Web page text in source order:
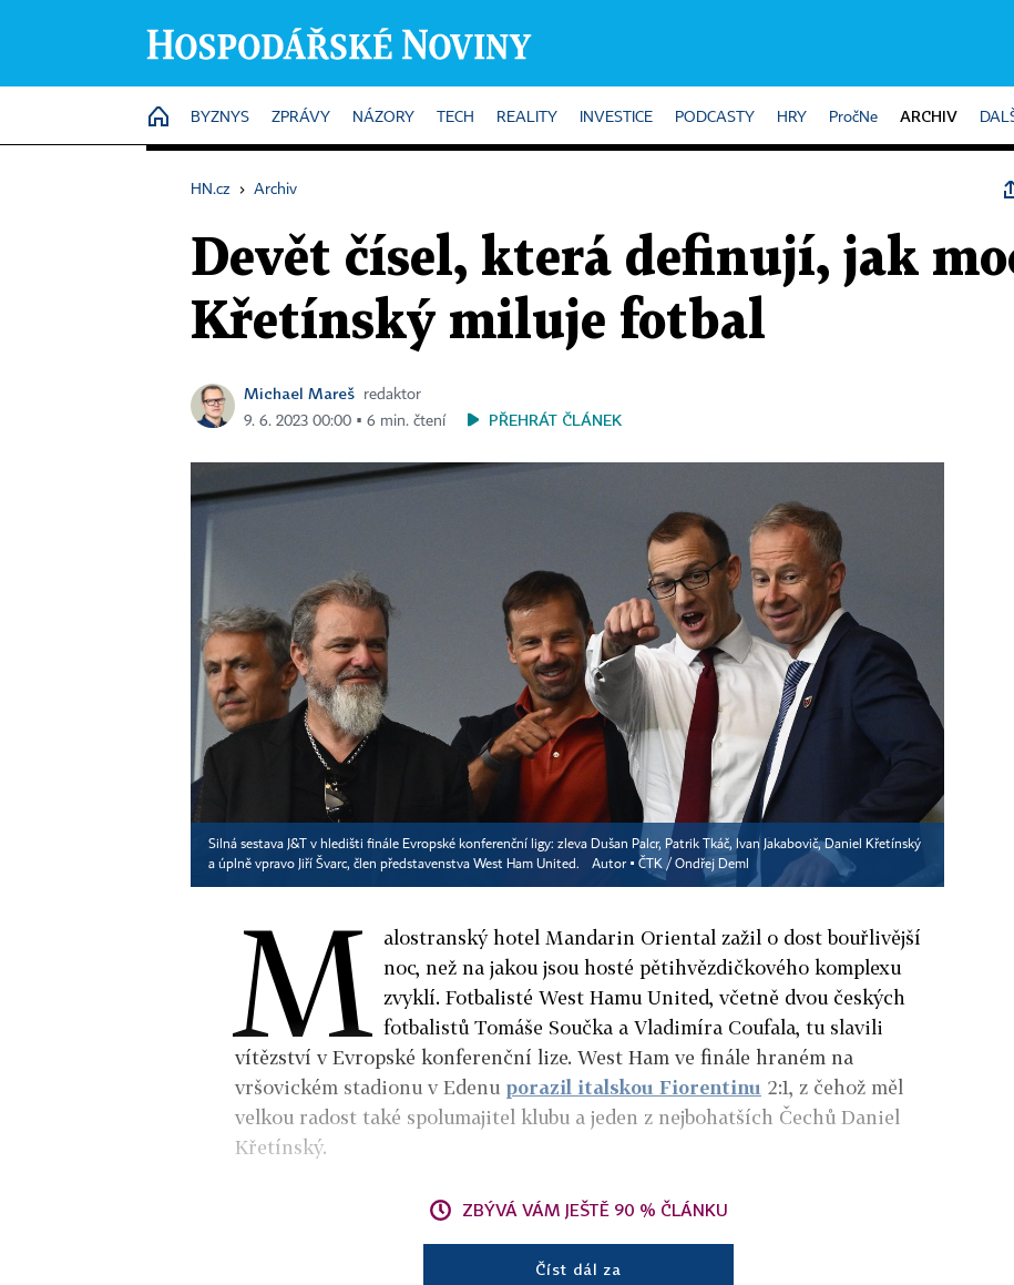
HOME
BYZNYS ZPRÁVY NÁZORY TECH REALITY INVESTICE PODCASTY HRY PročNe ARCHIV
HN.cz › Archiv
Devět čísel, která definují, jak
Křetínský miluje fotbal
Michael Mareš
redaktor
9. 6. 2023 00:00 ▪ 6 min. čtení
PŘEHRÁT ČLÁNEK
Silná sestava J&T v hledišti finále Evropské konferenční ligy: zleva Dušan Palcr, Patrik Tkáč, Ivan Jakabovič, Daniel Křetínský
a úplně vpravo Jiří Švarc, člen představenstva West Ham United.
Autor ▪ ČTK / Ondřej Deml
M alostranský hotel Mandarin Oriental zažil o dost bouřlivější
noc, než na jakou jsou hosté pětihvězdičkového komplexu
zvyklí. Fotbalisté West Hamu United, včetně dvou českých
fotbalistů Tomáše Součka a Vladimíra Coufala, tu slavili
vítězství v Evropské konferenční lize. West Ham ve finále hraném na
vršovickém stadionu v Edenu porazil italskou Fiorentinu 2:1, z čehož měl
velkou radost také spolumajitel klubu a jeden z nejbohatších Čechů Daniel
Křetínský.
ZBÝVÁ VÁM JEŠTĚ 90 % ČLÁNKU
Číst dál za